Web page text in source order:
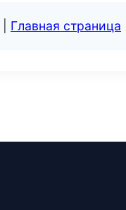
Главная страница